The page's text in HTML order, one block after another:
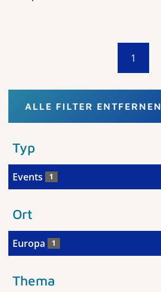
1
ALLE FILTER ENTFERNEN
Typ
Events 1
Ort
Europa 1
Thema